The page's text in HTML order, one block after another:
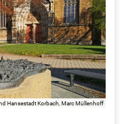
Hansestadt Korbach, Marc Müllenhoff